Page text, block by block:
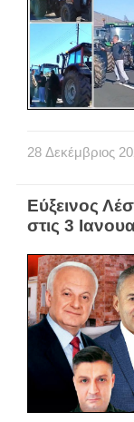
28 Δεκέμβριος
Εύξεινος
στις 3